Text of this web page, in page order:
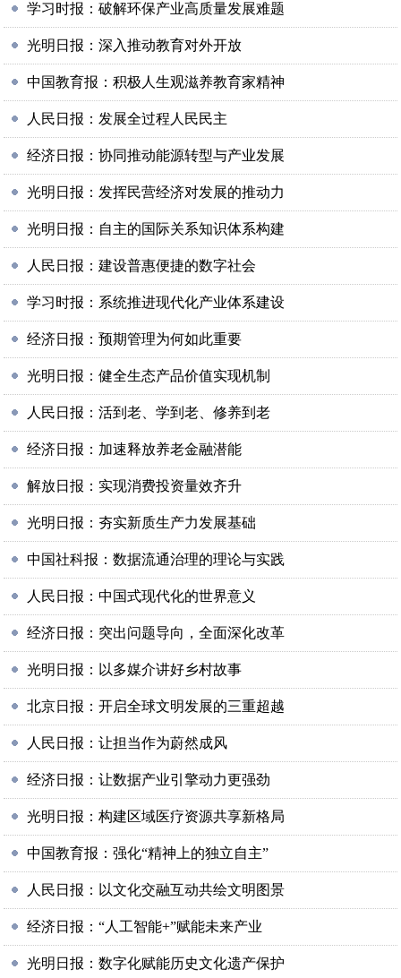
学习时报：破解环保产业高质量发展难题
光明日报：深入推动教育对外开放
中国教育报：积极人生观滋养教育家精神
人民日报：发展全过程人民民主
经济日报：协同推动能源转型与产业发展
光明日报：发挥民营经济对发展的推动力
光明日报：自主的国际关系知识体系构建
人民日报：建设普惠便捷的数字社会
学习时报：系统推进现代化产业体系建设
经济日报：预期管理为何如此重要
光明日报：健全生态产品价值实现机制
人民日报：活到老、学到老、修养到老
经济日报：加速释放养老金融潜能
解放日报：实现消费投资量效齐升
光明日报：夯实新质生产力发展基础
中国社科报：数据流通治理的理论与实践
人民日报：中国式现代化的世界意义
经济日报：突出问题导向，全面深化改革
光明日报：以多媒介讲好乡村故事
北京日报：开启全球文明发展的三重超越
人民日报：让担当作为蔚然成风
经济日报：让数据产业引擎动力更强劲
光明日报：构建区域医疗资源共享新格局
中国教育报：强化“精神上的独立自主”
人民日报：以文化交融互动共绘文明图景
经济日报：“人工智能+”赋能未来产业
光明日报：数字化赋能历史文化遗产保护